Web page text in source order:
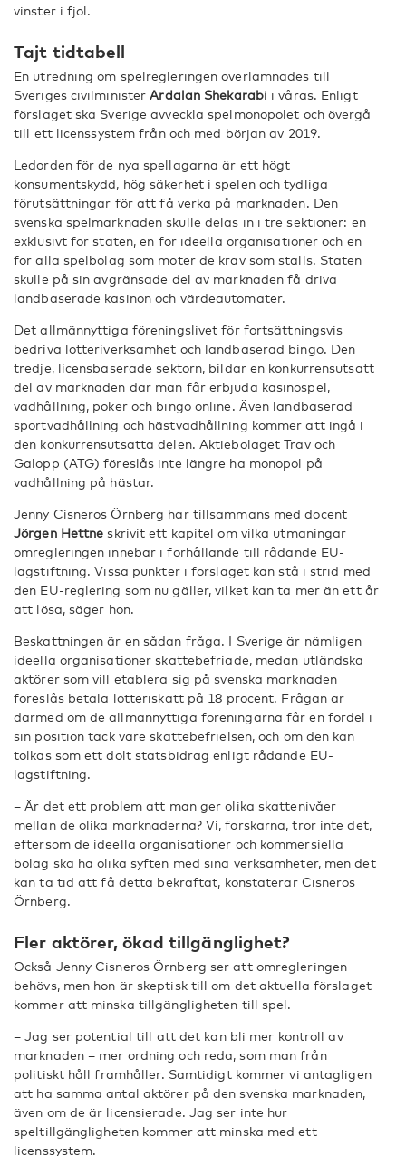
vinster i fjol.
Tajt tidtabell
En utredning om spelregleringen överlämnades till
Sveriges civilministerArdalan Shekarabi i våras. Enligt
förslaget ska Sverige avveckla spelmonopolet och övergå
till ett licenssystem från och med början av 2019.
Ledorden för de nya spellagarna är ett högt
konsumentskydd, hög säkerhet i spelen och tydliga
förutsättningar för att få verka på marknaden. Den
svenska spelmarknaden skulle delas in i tre sektioner: en
exklusivt för staten, en för ideella organisationer och en
för alla spelbolag som möter de krav som ställs. Staten
skulle på sin avgränsade del av marknaden få driva
landbaserade kasinon och värdeautomater.
Det allmännyttiga föreningslivet för fortsättningsvis
bedriva lotteriverksamhet och landbaserad bingo. Den
tredje, licensbaserade sektorn, bildar en konkurrensutsatt
del av marknaden där man får erbjuda kasinospel,
vadhållning, poker och bingo online. Även landbaserad
sportvadhållning och hästvadhållning kommer att ingå i
den konkurrensutsatta delen. Aktiebolaget Trav och
Galopp (ATG) föreslås inte längre ha monopol på
vadhållning på hästar.
Jenny Cisneros Örnberg har tillsammans med docent
Jörgen Hettne skrivit ett kapitel om vilka utmaningar
omregleringen innebär i förhållande till rådande EU-
lagstiftning. Vissa punkter i förslaget kan stå i strid med
den EU-reglering som nu gäller, vilket kan ta mer än ett år
att lösa, säger hon.
Beskattningen är en sådan fråga. I Sverige är nämligen
ideella organisationer skattebefriade, medan utländska
aktörer som vill etablera sig på svenska marknaden
föreslås betala lotteriskatt på 18 procent. Frågan är
därmed om de allmännyttiga föreningarna får en fördel i
sin position tack vare skattebefrielsen, och om den kan
tolkas som ett dolt statsbidrag enligt rådande EU-
lagstiftning.
– Är det ett problem att man ger olika skattenivåer
mellan de olika marknaderna? Vi, forskarna, tror inte det,
eftersom de ideella organisationer och kommersiella
bolag ska ha olika syften med sina verksamheter, men det
kan ta tid att få detta bekräftat, konstaterar Cisneros
Örnberg.
Fler aktörer, ökad tillgänglighet?
Också Jenny Cisneros Örnberg ser att omregleringen
behövs, men hon är skeptisk till om det aktuella förslaget
kommer att minska tillgängligheten till spel.
– Jag ser potential till att det kan bli mer kontroll av
marknaden – mer ordning och reda, som man från
politiskt håll framhåller. Samtidigt kommer vi antagligen
att ha samma antal aktörer på den svenska marknaden,
även om de är licensierade. Jag ser inte hur
speltillgängligheten kommer att minska med ett
licenssystem.